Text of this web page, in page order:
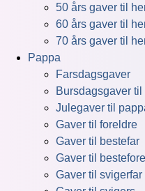
50 års gaver til
60 års gaver til
70 års gaver til
Pappa
Farsdagsgaver
Bursdagsgaver til
Julegaver til
Gaver til foreldre
Gaver til bestefar
Gaver til
Gaver til svigerfar